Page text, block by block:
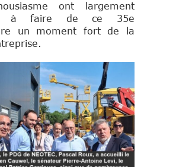
ont largement
à faire de ce 35e
un moment fort de la